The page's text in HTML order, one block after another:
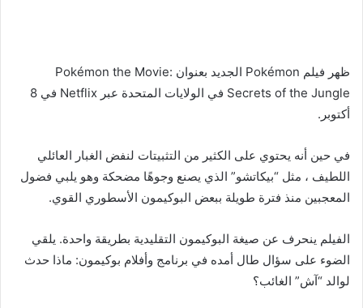
ظهر فيلم Pokémon الجديد بعنوان Pokémon the Movie:
Secrets of the Jungle في الولايات المتحدة عبر Netflix في 8
أكتوبر.
في حين أنه يحتوي على الكثير من التثبيتات لنفض الغبار العائلي
اللطيف ، مثل “بيكاتشو” الذي يصنع وجوهًا مضحكة وهو يلبي فضول
المعجبين منذ فترة طويلة ببعض البوكيمون الأسطوري القوي.
الفيلم ينحرف عن صيغة البوكيمون التقليدية بطريقة واحدة. يلقي
الضوء على سؤال طال أمده في برنامج وأفلام بوكيمون: ماذا حدث
لوالد “آش” الغائب؟